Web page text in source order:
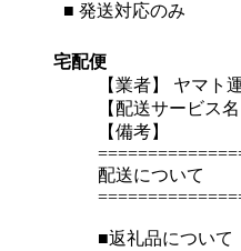
■ 発送対応のみ
宅配便
【業者】 ヤマト
【配送サービス
【備考】
配送について
■返礼品について